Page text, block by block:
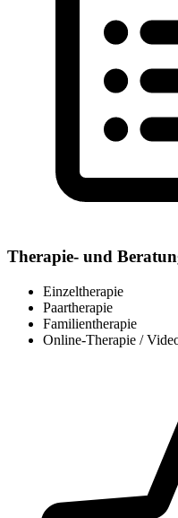
Therapie- und
Einzeltherapie
Paartherapie
Familientherapie
Online-Therapie /